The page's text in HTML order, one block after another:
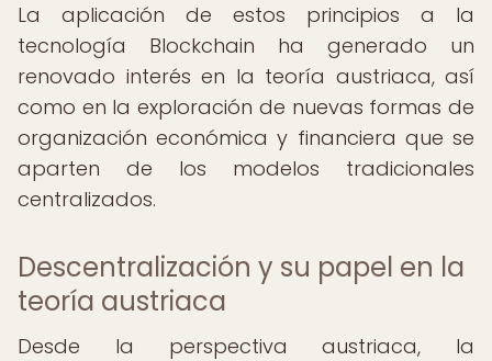
La aplicación de estos principios a la
tecnología Blockchain ha generado un
renovado interés en la teoría austriaca, así
como en la exploración de nuevas formas de
organización económica y financiera que se
aparten de los modelos tradicionales
centralizados.
Descentralización y su papel en la
teoría austriaca
Desde la perspectiva austriaca, la